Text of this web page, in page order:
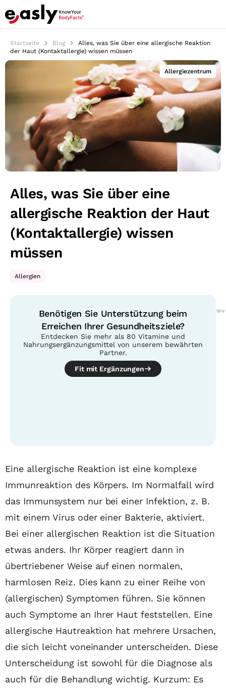
Startseite Blog
Alles, was Sie über eine allergische Reaktion
der Haut (Kontaktallergie) wissen müssen
Allergiezentrum
Alles, was Sie über eine
allergische Reaktion der Haut
(Kontaktallergie) wissen
müssen
Allergien
Benötigen Sie Unterstützung beim
Erreichen Ihrer Gesundheitsziele?
Entdecken Sie mehr als 80 Vitamine und
Nahrungsergänzungsmittel von unserem bewährten
Partner.
Fit mit Ergänzungen
Wir
Inhaltsübersicht
Eine allergische Reaktion ist eine komplexe
Immunreaktion des Körpers. Im Normalfall wird
das Immunsystem nur bei einer Infektion, z. B.
mit einem Virus oder einer Bakterie, aktiviert.
Bei einer allergischen Reaktion ist die Situation
etwas anders. Ihr Körper reagiert dann in
übertriebener Weise auf einen normalen,
harmlosen Reiz. Dies kann zu einer Reihe von
(allergischen) Symptomen führen. Sie können
auch Symptome an Ihrer Haut feststellen. Eine
allergische Hautreaktion hat mehrere Ursachen,
die sich leicht voneinander unterscheiden. Diese
Unterscheidung ist sowohl für die Diagnose als
auch für die Behandlung wichtig. Kurzum: Es